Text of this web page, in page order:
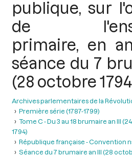
publique, sur
de
primaire, en
séance du 7
(28 octobre
Archives parlementaires de la
Première série (1787-1799)
Tome C - Du 3 au 18 brumaire an III
1794)
République française - Convention
Séance du 7 brumaire an III (28